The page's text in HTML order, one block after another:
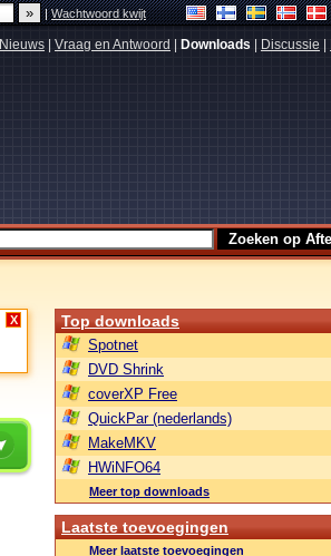
|Wachtwoord kwijt
Nieuws Vraag en Antwoord Downloads Discussie
X Top downloads
Spotnet
DVD Shrink
coverXP Free
QuickPar (nederlands)
MakeMKV
HWiNFO64
Meer top downloads
Laatste toevoegingen
Meer laatste toevoegingen